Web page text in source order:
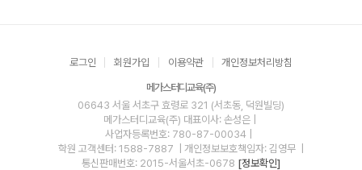
로그인 회원가입 이용약관 개인정보처리방침
메가스터디교육(주)
06643 서울 서초구 효령로 321 (서초동, 덕원빌딩)
메가스터디교육(주) 대표이사: 손성은 |
사업자등록번호: 780-87-00034
학원 고객센터: 1588-7887
| 개인정보보호책임자: 김영무
통신판매번호: 2015-서울서초-0678 [정보확인]